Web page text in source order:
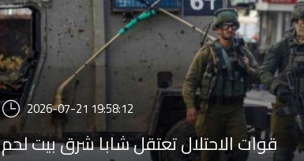
2026-07-21 19:58:12
قوات الاحتلال تعتقل شابا شرق بيت لحم